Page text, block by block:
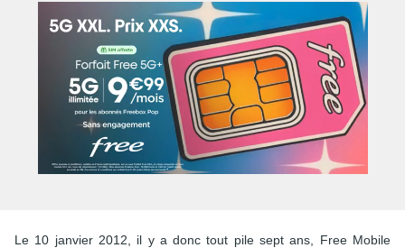
Le 10 janvier 2012, il y a donc tout pile sept ans, Free Mobile